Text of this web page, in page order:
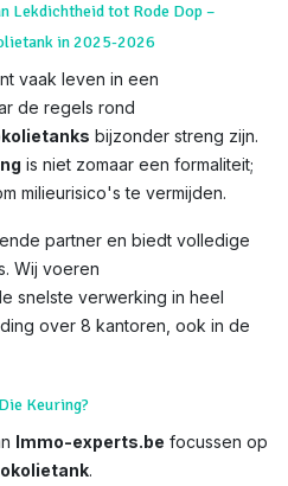
Lekdichtheid tot Rode Dop –
in 2025-2026
vaak leven in een
de regels rond
bijzonder streng zijn.
is niet zomaar een formaliteit;
milieurisico's te vermijden.
partner en biedt volledige
Wij voeren
snelste verwerking in heel
over 8 kantoren, ook in de
Keuring?
Immo-experts.be focussen op
.